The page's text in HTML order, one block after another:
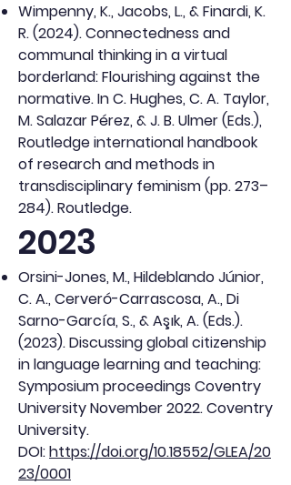
Wimpenny, K., Jacobs, L., & Finardi, K.
R. (2024). Connectedness and
communal thinking in a virtual
borderland: Flourishing against the
normative. In C. Hughes, C. A. Taylor,
M. Salazar Pérez, & J. B. Ulmer (Eds.),
Routledge international handbook
of research and methods in
transdisciplinary feminism (pp. 273–
284). Routledge.
2023
Orsini-Jones, M., Hildeblando Júnior,
C. A., Cerveró-Carrascosa, A., Di
Sarno-García, S., & Aşık, A. (Eds.).
(2023). Discussing global citizenship
in language learning and teaching:
Symposium proceedings Coventry
University November 2022. Coventry
University.
DOI:https://doi.org/10.18552/GLEA/20
23/0001